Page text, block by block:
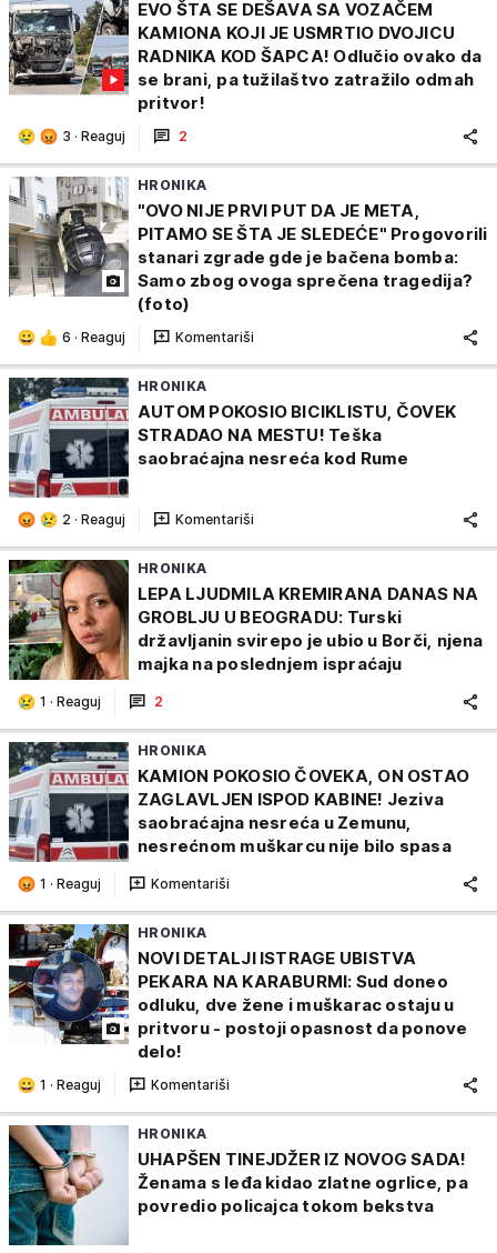
EVO ŠTA SE DEŠAVA SA VOZAČEM
KAMIONA KOJI JE USMRTIO DVOJICU
RADNIKA KOD ŠAPCA! Odlučio ovako da
se brani, pa tužilaštvo zatražilo odmah
pritvor!
3 · Reaguj 2
HRONIKA
"OVO NIJE PRVI PUT DA JE META,
PITAMO SE ŠTA JE SLEDEĆE" Progovorili
stanari zgrade gde je bačena bomba:
Samo zbog ovoga sprečena tragedija?
(foto)
6 · Reaguj Komentariši
HRONIKA
AUTOM POKOSIO BICIKLISTU, ČOVEK
STRADAO NA MESTU! Teška
saobraćajna nesreća kod Rume
2 · Reaguj Komentariši
HRONIKA
LEPA LJUDMILA KREMIRANA DANAS NA
GROBLJU U BEOGRADU: Turski
državljanin svirepo je ubio u Borči, njena
majka na poslednjem ispraćaju
1 · Reaguj 2
HRONIKA
KAMION POKOSIO ČOVEKA, ON OSTAO
ZAGLAVLJEN ISPOD KABINE! Jeziva
saobraćajna nesreća u Zemunu,
nesrećnom muškarcu nije bilo spasa
1 · Reaguj Komentariši
HRONIKA
NOVI DETALJI ISTRAGE UBISTVA
PEKARA NA KARABURMI: Sud doneo
odluku, dve žene i muškarac ostaju u
pritvoru - postoji opasnost da ponove
delo!
1 · Reaguj Komentariši
HRONIKA
UHAPŠEN TINEJDŽER IZ NOVOG SADA!
Ženama s leđa kidao zlatne ogrlice, pa
povredio policajca tokom bekstva